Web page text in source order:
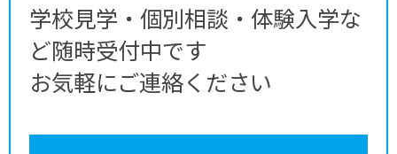
学校見学・個別相談・体験入学な
ど随時受付中です
お気軽にご連絡ください